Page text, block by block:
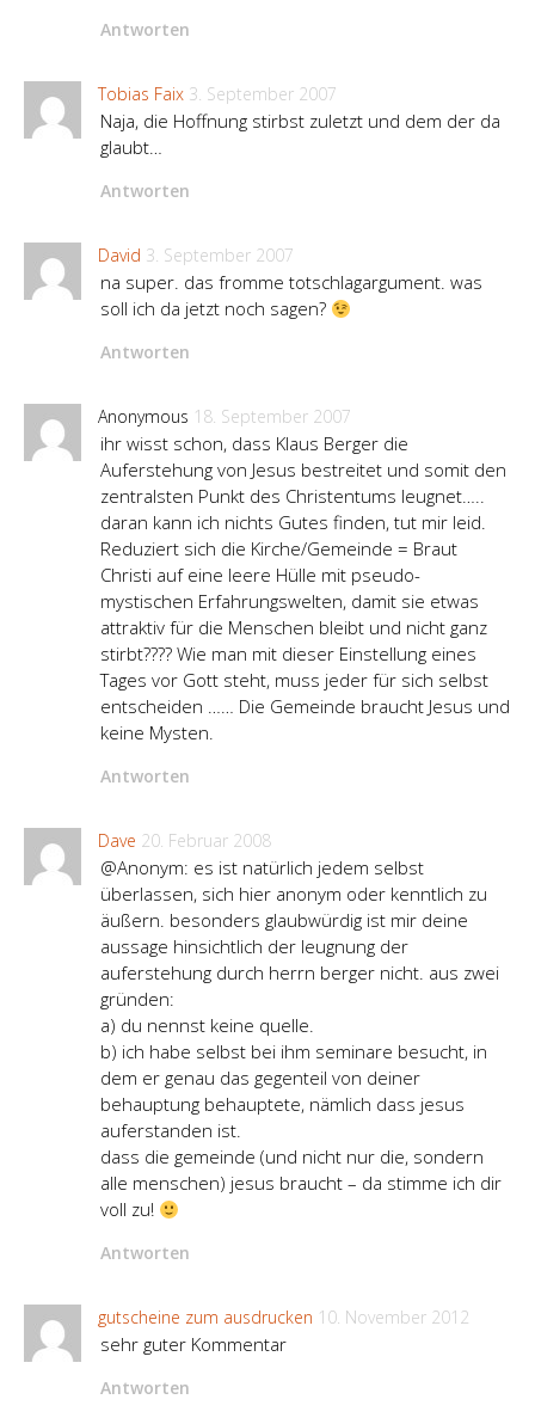
Antworten
Tobias Faix 3. September 2007
Naja, die Hoffnung stirbst zuletzt und dem der da
glaubt…
Antworten
David 3. September 2007
na super. das fromme totschlagargument. was
soll ich da jetzt noch sagen?
Antworten
Anonymous 18. September 2007
ihr wisst schon, dass Klaus Berger die
Auferstehung von Jesus bestreitet und somit den
zentralsten Punkt des Christentums leugnet…..
daran kann ich nichts Gutes finden, tut mir leid.
Reduziert sich die Kirche/Gemeinde = Braut
Christi auf eine leere Hülle mit pseudo-
mystischen Erfahrungswelten, damit sie etwas
attraktiv für die Menschen bleibt und nicht ganz
stirbt???? Wie man mit dieser Einstellung eines
Tages vor Gott steht, muss jeder für sich selbst
entscheiden …… Die Gemeinde braucht Jesus und
keine Mysten.
Antworten
Dave 20. Februar 2008
@Anonym: es ist natürlich jedem selbst
überlassen, sich hier anonym oder kenntlich zu
äußern. besonders glaubwürdig ist mir deine
aussage hinsichtlich der leugnung der
auferstehung durch herrn berger nicht. aus zwei
gründen:
a) du nennst keine quelle.
b) ich habe selbst bei ihm seminare besucht, in
dem er genau das gegenteil von deiner
behauptung behauptete, nämlich dass jesus
auferstanden ist.
dass die gemeinde (und nicht nur die, sondern
alle menschen) jesus braucht – da stimme ich dir
voll zu!
Antworten
gutscheine zum ausdrucken 10. November 2012
sehr guter Kommentar
Antworten